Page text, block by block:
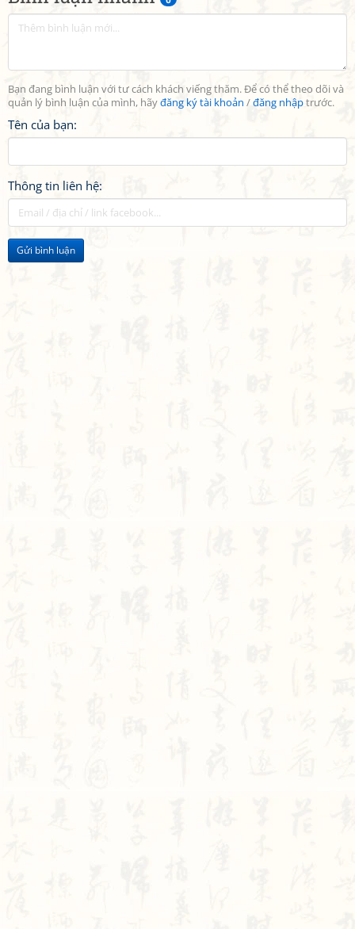
Bạn đang bình luận với tư cách khách viếng thăm. Để có thể theo dõi và
quản lý bình luận của mình, hãyđăng ký tài khoản /đăng nhậptrước.
Tên của bạn:
Thông tin liên hệ:
Gửi bình luận